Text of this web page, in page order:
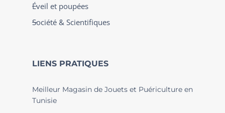
Éveil et poupées
Société & Scientifiques
LIENS PRATIQUES
Meilleur Magasin de Jouets et Puériculture en
Tunisie